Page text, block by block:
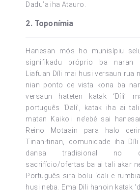
Dadu’a iha Atauro.
2. Toponímia
Hanesan mós ho munisípiu
signifikadu próprio ba naran
Liafuan Díli mai husi versaun rua
nian ponto de vista kona ba
versaun hateten katak ‘Díli’
português ‘Dali’, katak iha ai
matan Kaikoli ne’ebé sai
Reino Motaain para halo
Tinan-tinan, comunidade iha
dansa tradisional no
sacrifício/ofertas ba ai tali akar
Português sira bolu ‘dali e
husi neba. Ema Dili hanoin katak